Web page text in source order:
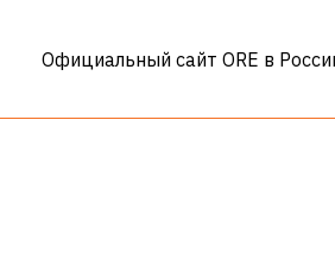
Официальный сайт ORE в